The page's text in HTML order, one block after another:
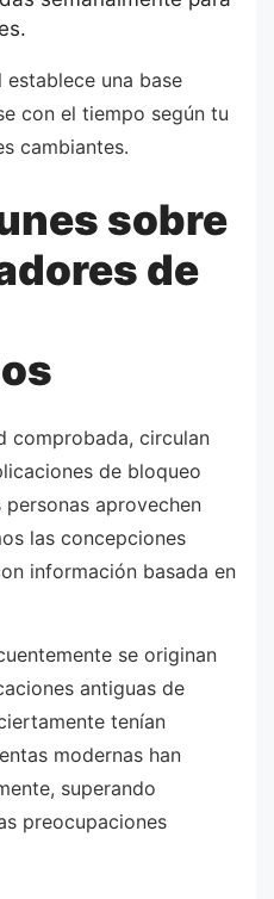
una base
con el tiempo según tu
cambiantes.
sobre
de
comprobada, circulan
de bloqueo
aprovechen
las concepciones
información basada en
se originan
antiguas de
tenían
modernas han
superando
preocupaciones